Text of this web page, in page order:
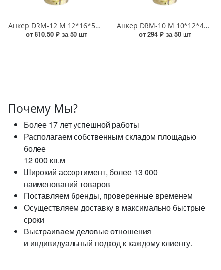
Анкер DRM-12 М 12*16*50 забивной УТ000015006
от 810.50 ₽ за 50 шт
Анкер DRM-10 М 10*12*40 забивной_ УТ-00006588
от 294 ₽ за 50 шт
Почему Мы?
Более 17 лет успешной работы
Располагаем собственным складом площадью
более
12 000 кв.м
Широкий ассортимент, более 13 000
наименований товаров
Поставляем бренды, проверенные временем
Осуществляем доставку в максимально быстрые
сроки
Выстраиваем деловые отношения
и индивидуальный подход к каждому клиенту.